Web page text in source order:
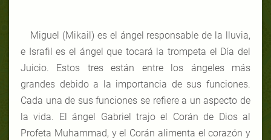
Miguel (Mikail) es el ángel responsable de la lluvia,
e Israfil es el ángel que tocará la trompeta el Día del
Juicio. Estos tres están entre los ángeles más
grandes debido a la importancia de sus funciones.
Cada una de sus funciones se refiere a un aspecto de
la vida. El ángel Gabriel trajo el Corán de Dios al
Profeta Muhammad, y el Corán alimenta el corazón y